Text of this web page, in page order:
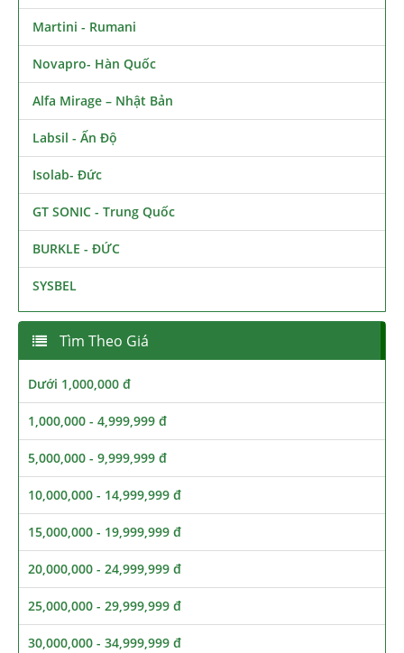
Martini - Rumani
Novapro- Hàn Quốc
Alfa Mirage – Nhật Bản
Labsil - Ấn Độ
Isolab- Đức
GT SONIC - Trung Quốc
BURKLE - ĐỨC
SYSBEL
Tìm Theo Giá
Dưới 1,000,000 đ
1,000,000 - 4,999,999 đ
5,000,000 - 9,999,999 đ
10,000,000 - 14,999,999 đ
15,000,000 - 19,999,999 đ
20,000,000 - 24,999,999 đ
25,000,000 - 29,999,999 đ
30,000,000 - 34,999,999 đ